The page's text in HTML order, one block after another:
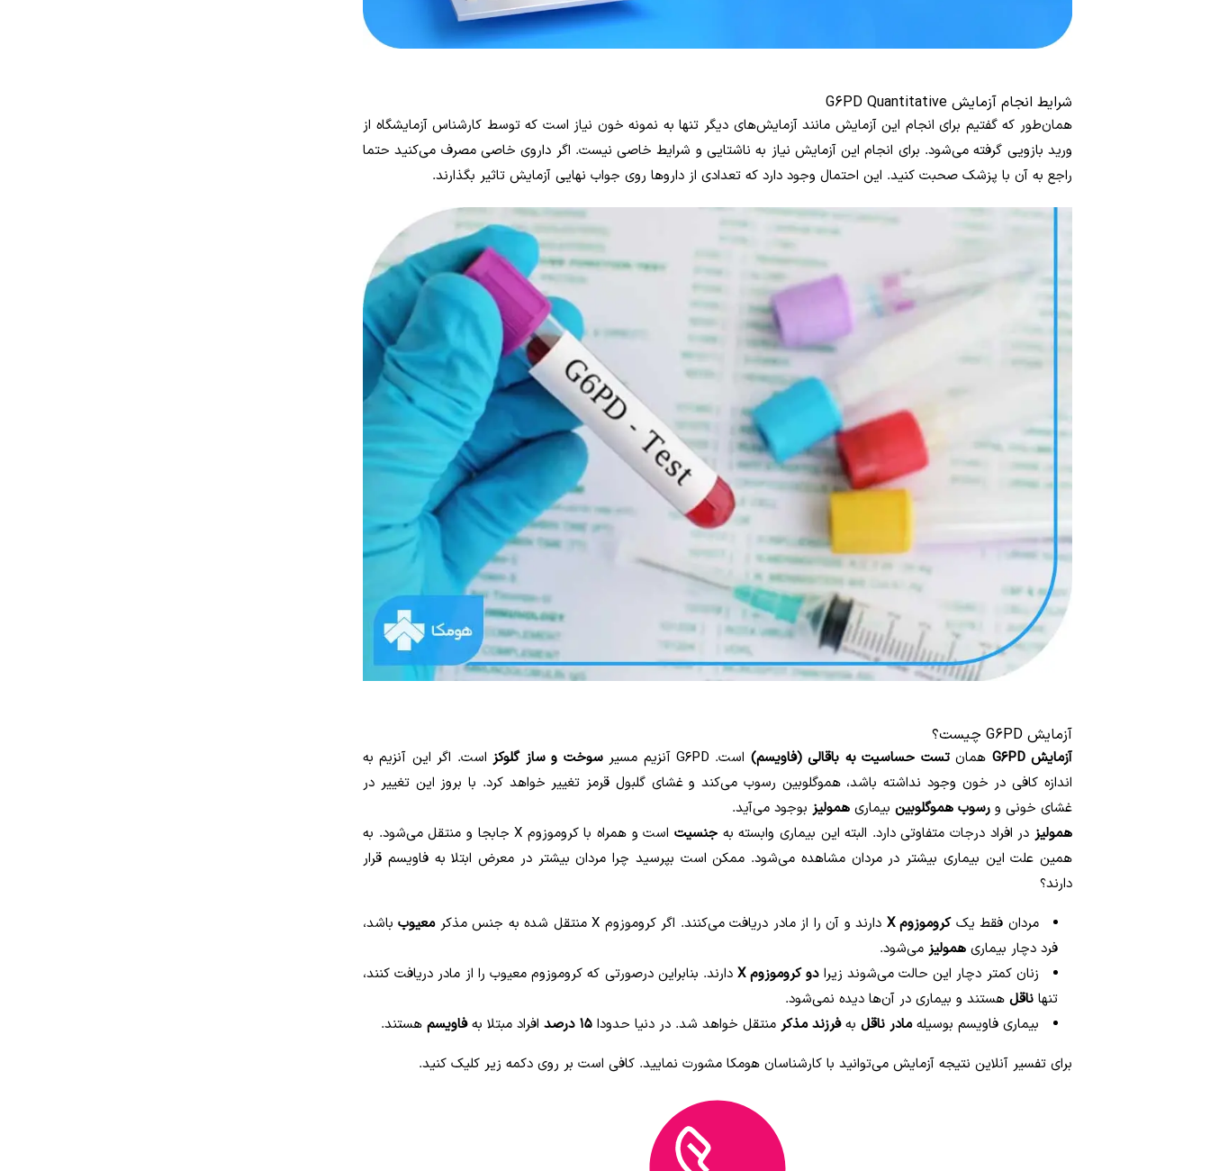
شرایط انجام آزمایش G6PD Quantitative
همان‌طور که گفتیم برای انجام این آزمایش مانند آزمایش‌های دیگر تنها به نمونه خون نیاز است که توسط کارشناس آزمایشگاه از
ورید بازویی گرفته می‌شود. برای انجام این آزمایش نیاز به ناشتایی و شرایط خاصی نیست. اگر داروی خاصی مصرف می‌کنید حتما
راجع به آن با پزشک صحبت کنید. این احتمال وجود دارد که تعدادی از داروها روی جواب نهایی آزمایش تاثیر بگذارند.
آزمایش G6PD چیست؟
آزمایش G6PD همانتست حساسیت به باقالی (فاویسم) است. G6PD آنزیم مسیر سوخت و ساز گلوکزاست. اگر این آنزیم به
اندازه کافی در خون وجود نداشته باشد، هموگلوبین رسوب می‌کند و غشای گلبول قرمز تغییر خواهد کرد. با بروز این تغییر در
غشای خونی و رسوب هموگلوبین بیماری همولیز بوجود می‌آید.
همولیزدر افراد درجات متفاوتی دارد. البته این بیماری وابسته به جنسیت
است و همراه با کروموزوم X جابجا و منتقل می‌شود. به
همین علت این بیماری بیشتر در مردان مشاهده می‌شود. ممکن است بپرسید چرا مردان بیشتر در معرض ابتلا به فاویسم قرار
دارند؟
مردان فقط یککروموزوم X دارند و آن را از مادر دریافت می‌کنند. اگر کروموزوم X منتقل شده به جنس مذکر معیوب باشد،
فرد دچار بیماری همولیز می‌شود.
زنان کمتر دچار این حالت می‌شوند زیرادو کروموزوم X دارند. بنابراین درصورتی که کروموزوم معیوب را از مادر دریافت کنند،
تنها ناقل هستند و بیماری در آن‌ها دیده نمی‌شود.
بیماری فاویسم بوسیلهمادر ناقل بهفرزند مذکر منتقل خواهد شد. در دنیا حدودا ۱۵ درصد افراد مبتلا بهفاویسم هستند.
برای تفسیر آنلاین نتیجه آزمایش می‌توانید با کارشناسان هومکا مشورت نمایید. کافی است بر روی دکمه زیر کلیک کنید.